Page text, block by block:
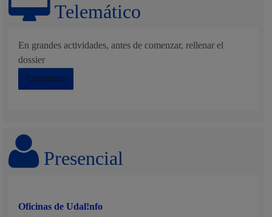
Telemático
En grandes actividades, antes de comenzar, rellenar el
dossier
Comenzar
Presencial
Oficinas de Udal!nfo